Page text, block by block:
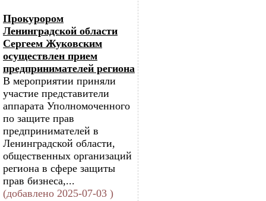
Прокурором
Ленинградской области
Сергеем Жуковским
осуществлен прием
предпринимателей региона
В мероприятии приняли
участие представители
аппарата Уполномоченного
по защите прав
предпринимателей в
Ленинградской области,
общественных организаций
региона в сфере защиты
прав бизнеса,...
(добавлено 2025-07-03 )